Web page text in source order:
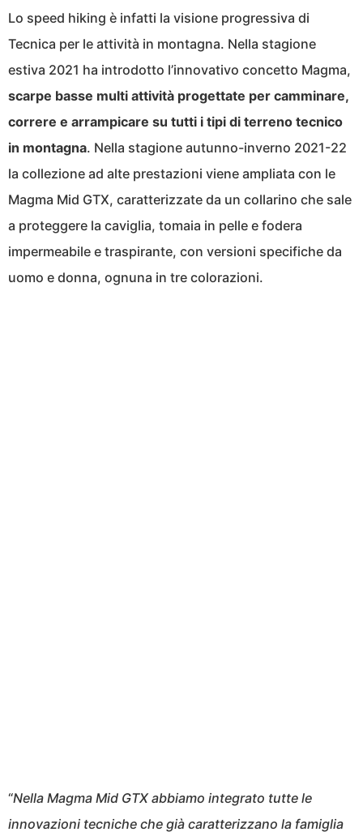
Lo speed hiking è infatti la visione progressiva di
Tecnica per le attività in montagna. Nella stagione
estiva 2021 ha introdotto l’innovativo concetto Magma,
scarpe basse multi attività progettate per camminare,
correre e arrampicare su tutti i tipi di terreno tecnico
in montagna. Nella stagione autunno-inverno 2021-22
la collezione ad alte prestazioni viene ampliata con le
Magma Mid GTX, caratterizzate da un collarino che sale
a proteggere la caviglia, tomaia in pelle e fodera
impermeabile e traspirante, con versioni specifiche da
uomo e donna, ognuna in tre colorazioni.
“Nella Magma Mid GTX abbiamo integrato tutte le
innovazioni tecniche che già caratterizzano la famiglia